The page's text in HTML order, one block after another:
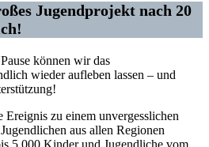
Jugendprojekt nach 20
können wir das
wieder aufleben lassen – und
Ereignis zu einem unvergesslichen
aus allen Regionen